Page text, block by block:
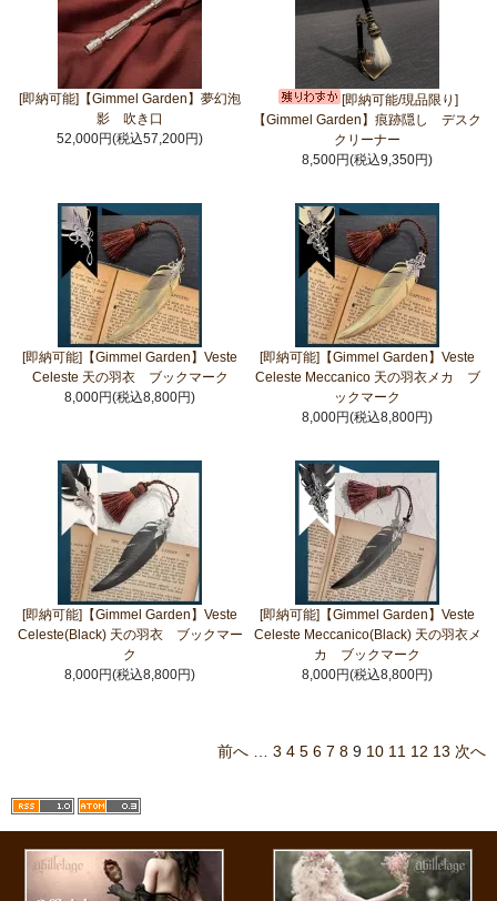
[即納可能]【Gimmel Garden】夢幻泡
影 吹き口
52,000円(税込57,200円)
[即納可能/現品限り]
【Gimmel Garden】痕跡隠し デスク
クリーナー
8,500円(税込9,350円)
[即納可能]【Gimmel Garden】Veste
Celeste 天の羽衣 ブックマーク
8,000円(税込8,800円)
[即納可能]【Gimmel Garden】Veste
Celeste Meccanico 天の羽衣メカ ブ
ックマーク
8,000円(税込8,800円)
[即納可能]【Gimmel Garden】Veste
Celeste(Black) 天の羽衣 ブックマー
ク
8,000円(税込8,800円)
[即納可能]【Gimmel Garden】Veste
Celeste Meccanico(Black) 天の羽衣メ
カ ブックマーク
8,000円(税込8,800円)
前へ 3 4 5 6 7 8 9 10 11 12 13 次へ